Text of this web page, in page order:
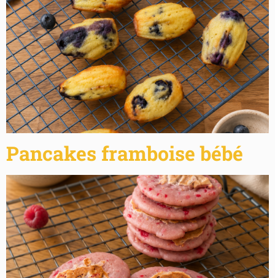
Pancakes framboise bébé